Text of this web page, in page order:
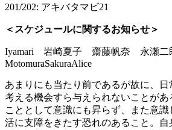
201/202: アキバタマビ21
＜スケジュールに関するお知らせ＞
Iyamari 岩崎夏子 齋藤帆奈 永瀬
MotomuraSakuraAlice
あまりにも当たり前であるが故に、
考える機会すら与えられないことが
こととして意識にも昇らず、また意
活に支障をきたす恐れのあること。